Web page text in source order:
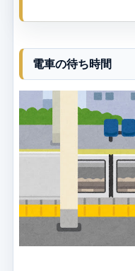
電車の待ち時間